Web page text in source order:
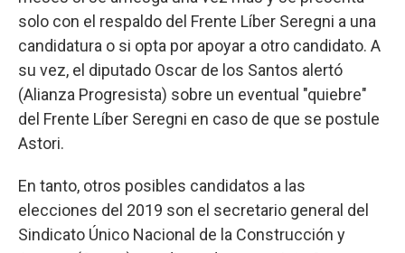
solo con el respaldo del Frente Líber Seregni a una
candidatura o si opta por apoyar a otro candidato. A
su vez, el diputado Oscar de los Santos alertó
(Alianza Progresista) sobre un eventual "quiebre"
del Frente Líber Seregni en caso de que se postule
Astori.
En tanto, otros posibles candidatos a las
elecciones del 2019 son el secretario general del
Sindicato Único Nacional de la Construcción y